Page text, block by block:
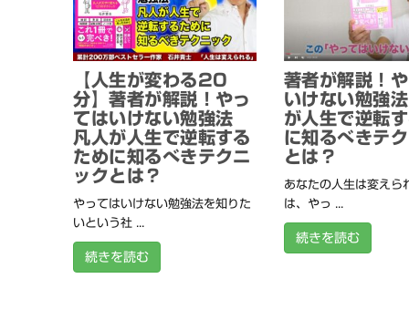
【人生が変わる20
分】著者が解説！やっ
てはいけない勉強法
凡人が人生で逆転する
ために知るべきテクニ
ックとは？
やってはいけない勉強法を知りた
いという社 ...
続きを読む
著者が解説！
いけない勉強
が人生で逆転
に知るべきテ
とは？
あなたの人生は変えら
は、やっ ...
続きを読む